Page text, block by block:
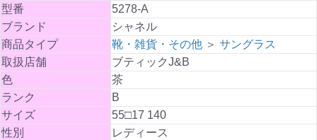
型番
5278-A
ブランド
シャネル
商品タイプ
靴・雑貨・その他 ＞ サングラス
取扱店舗
ブティックJ&B
色
茶
ランク
B
サイズ
55□17 140
性別
レディース